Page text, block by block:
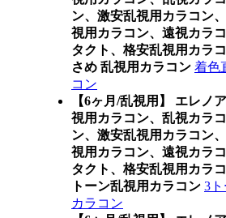
ン、激安乱視用カラコン
視用カラコン、遠視カラ
タクト、格安乱視用カラ
さめ 乱視用カラコン 着色
コン
【6ヶ月/乱視用】 エレノ
視用カラコン、乱視カラ
ン、激安乱視用カラコン
視用カラコン、遠視カラ
タクト、格安乱視用カラ
トーン乱視用カラコン 3
カラコン